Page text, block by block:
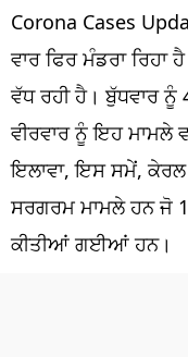
ਦੇਸ਼
ਲਾਈਫ ਸਟਾਈਲ
ਪੰਜਾਬ
ਧਰਮ
ਖੇਡਾਂ
Corona Cases
ਵਾਰ ਫਿਰ ਮੰਡਰਾ
ਵੱਧ ਰਹੀ ਹੈ। ਬੁੱਧਵਾਰ
ਵੀਰਵਾਰ ਨੂੰ ਇਹ
ਇਲਾਵਾ, ਇਸ ਸਮੇਂ,
ਸਰਗਰਮ ਮਾਮਲੇ ਹਨ ਜੋ
ਕੀਤੀਆਂ ਗਈਆਂ ਹਨ।